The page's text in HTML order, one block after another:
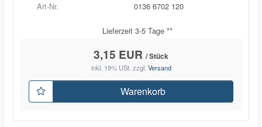
Art-Nr.
0136 6702 120
Lieferzeit 3-5 Tage **
3,15 EUR / Stück
inkl. 19% USt. zzgl. Versand
Warenkorb